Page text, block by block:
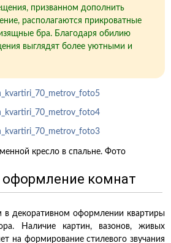
призванном дополнить
располагаются прикроватные
бра. Благодаря обилию
выглядят более уютными и
кресло в спальне. Фото
комнат
декоративном оформлении квартиры
Наличие картин, вазонов, живых
на формирование стилевого звучания